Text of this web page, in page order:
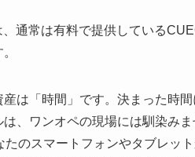
、通常は有料で提供している
は「時間」です。決まった時
、ワンオペの現場には馴染み
たのスマートフォンやタブレッ